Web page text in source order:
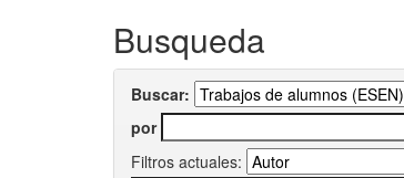
Busqueda
Buscar:
por
Filtros actuales: